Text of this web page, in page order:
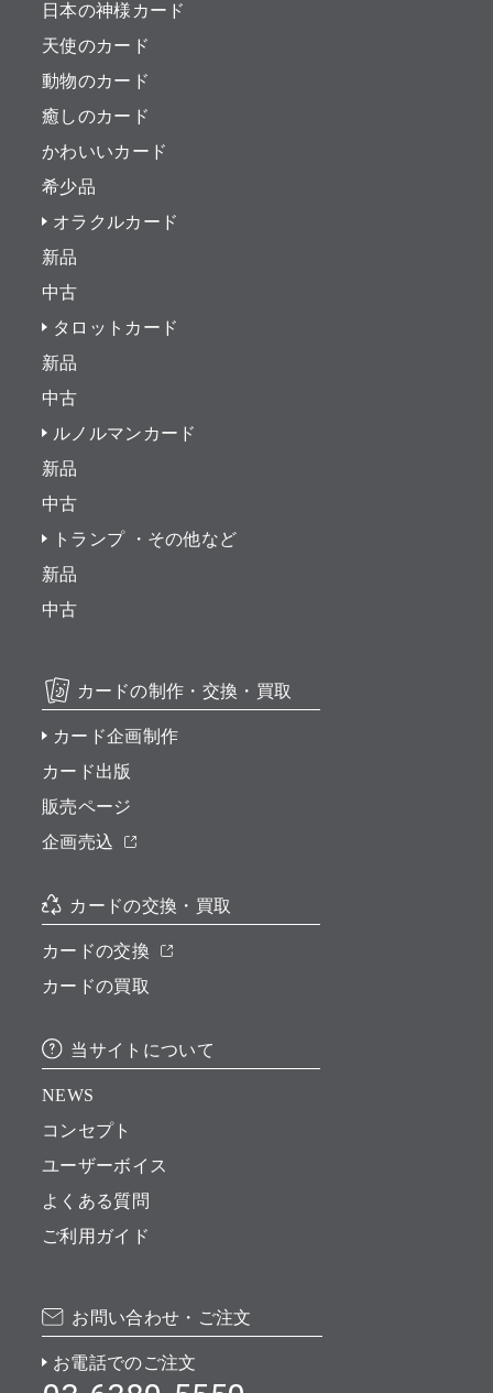
日本の神様カード
天使のカード
動物のカード
癒しのカード
かわいいカード
希少品
オラクルカード
新品
中古
タロットカード
新品
中古
ルノルマンカード
新品
中古
トランプ ・その他など
新品
中古
カードの制作・交換・買取
カード企画制作
カード出版
販売ページ
企画売込
カードの交換・買取
カードの交換
カードの買取
当サイトについて
NEWS
コンセプト
ユーザーボイス
よくある質問
ご利用ガイド
お問い合わせ・ご注文
お電話でのご注文